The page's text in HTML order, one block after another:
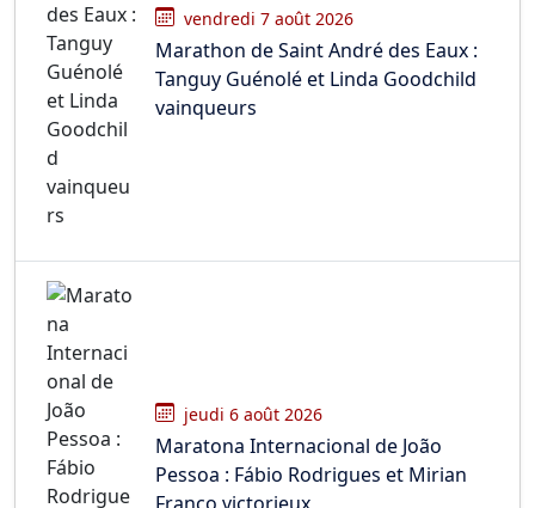
vendredi 7 août 2026
Marathon de Saint André des Eaux :
Tanguy Guénolé et Linda Goodchild
vainqueurs
jeudi 6 août 2026
Maratona Internacional de João
Pessoa : Fábio Rodrigues et Mirian
Franco victorieux